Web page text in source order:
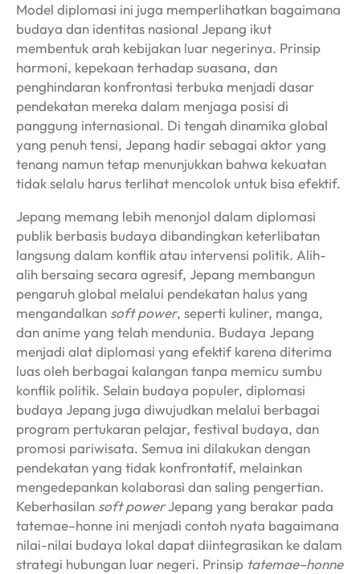
Model diplomasi ini juga memperlihatkan bagaimana
budaya dan identitas nasional Jepang ikut
membentuk arah kebijakan luar negerinya. Prinsip
harmoni, kepekaan terhadap suasana, dan
penghindaran konfrontasi terbuka menjadi dasar
pendekatan mereka dalam menjaga posisi di
panggung internasional. Di tengah dinamika global
yang penuh tensi, Jepang hadir sebagai aktor yang
tenang namun tetap menunjukkan bahwa kekuatan
tidak selalu harus terlihat mencolok untuk bisa efektif.
Jepang memang lebih menonjol dalam diplomasi
publik berbasis budaya dibandingkan keterlibatan
langsung dalam konflik atau intervensi politik. Alih-
alih bersaing secara agresif, Jepang membangun
pengaruh global melalui pendekatan halus yang
mengandalkan soft power, seperti kuliner, manga,
dan anime yang telah mendunia. Budaya Jepang
menjadi alat diplomasi yang efektif karena diterima
luas oleh berbagai kalangan tanpa memicu sumbu
konflik politik. Selain budaya populer, diplomasi
budaya Jepang juga diwujudkan melalui berbagai
program pertukaran pelajar, festival budaya, dan
promosi pariwisata. Semua ini dilakukan dengan
pendekatan yang tidak konfrontatif, melainkan
mengedepankan kolaborasi dan saling pengertian.
Keberhasilan soft powerJepang yang berakar pada
tatemae–honne ini menjadi contoh nyata bagaimana
nilai-nilai budaya lokal dapat diintegrasikan ke dalam
strategi hubungan luar negeri. Prinsip tatemae–honne